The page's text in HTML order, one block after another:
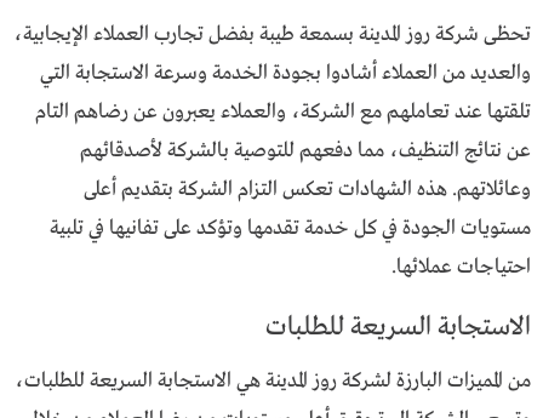
تحظى شركة روز المدينة بسمعة طيبة بفضل تجارب العملاء الإيجابية،
والعديد من العملاء أشادوا بجودة الخدمة وسرعة الاستجابة التي
تلقتها عند تعاملهم مع الشركة، والعملاء يعبرون عن رضاهم التام
عن نتائج التنظيف، مما دفعهم للتوصية بالشركة لأصدقائهم
وعائلاتهم. هذه الشهادات تعكس التزام الشركة بتقديم أعلى
مستويات الجودة في كل خدمة تقدمها وتؤكد على تفانيها في تلبية
احتياجات عملائها.
الاستجابة السريعة للطلبات
من المميزات البارزة لشركة روز المدينة هي الاستجابة السريعة للطلبات،